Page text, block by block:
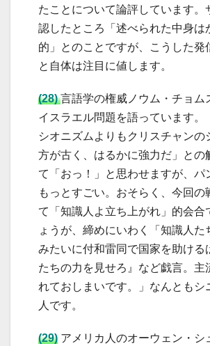
たことについて論評しています。
認したところ「述べられた中身は
的」とのことですが、こうした発
と自体は注目に値します。
(28) 言語学の権威ノウム・チョム
イスラエル問題を語っています。
シオニズムよりもクリスチャンの
方が古く、はるかに強力だ」との
て「おっ！」と思わせますが、パ
もっとすごい。おそらく、今回の
て「知識人よ立ち上がれ」的会合
ょうが、締めにいわく「知識人た
みたいに付和雷同で国家を助ける
たちの力を見せろ』など戯言。主
れておしまいです。」なんともシ
人です。
(29) アメリカ人のオーウェン・シ